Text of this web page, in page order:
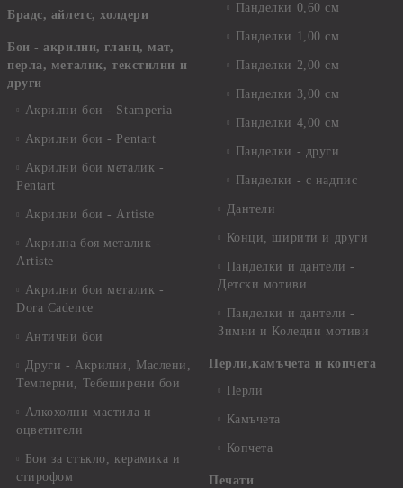
Брадс, айлетс, холдери
Бои - акрилни, гланц, мат,
перла, металик, текстилни и
други
Акрилни бои - Stamperia
Акрилни бои - Pentart
Акрилни бои металик -
Pentart
Акрилни бои - Artiste
Акрилна боя металик -
Artiste
Акрилни бои металик -
Dora Cadence
Антични бои
Други - Акрилни, Маслени,
Темперни, Тебеширени бои
Алкохолни мастила и
оцветители
Бои за стъкло, керамика и
стирофом
Панделки 0,60 см
Панделки 1,00 см
Панделки 2,00 см
Панделки 3,00 см
Панделки 4,00 см
Панделки - други
Панделки - с надпис
Дантели
Конци, ширити и други
Панделки и дантели -
Детски мотиви
Панделки и дантели -
Зимни и Коледни мотиви
Перли,камъчета и копчета
Перли
Камъчета
Копчета
Печати